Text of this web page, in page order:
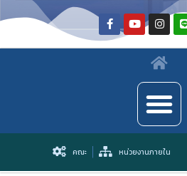
คณะ หน่วยงานภายใน